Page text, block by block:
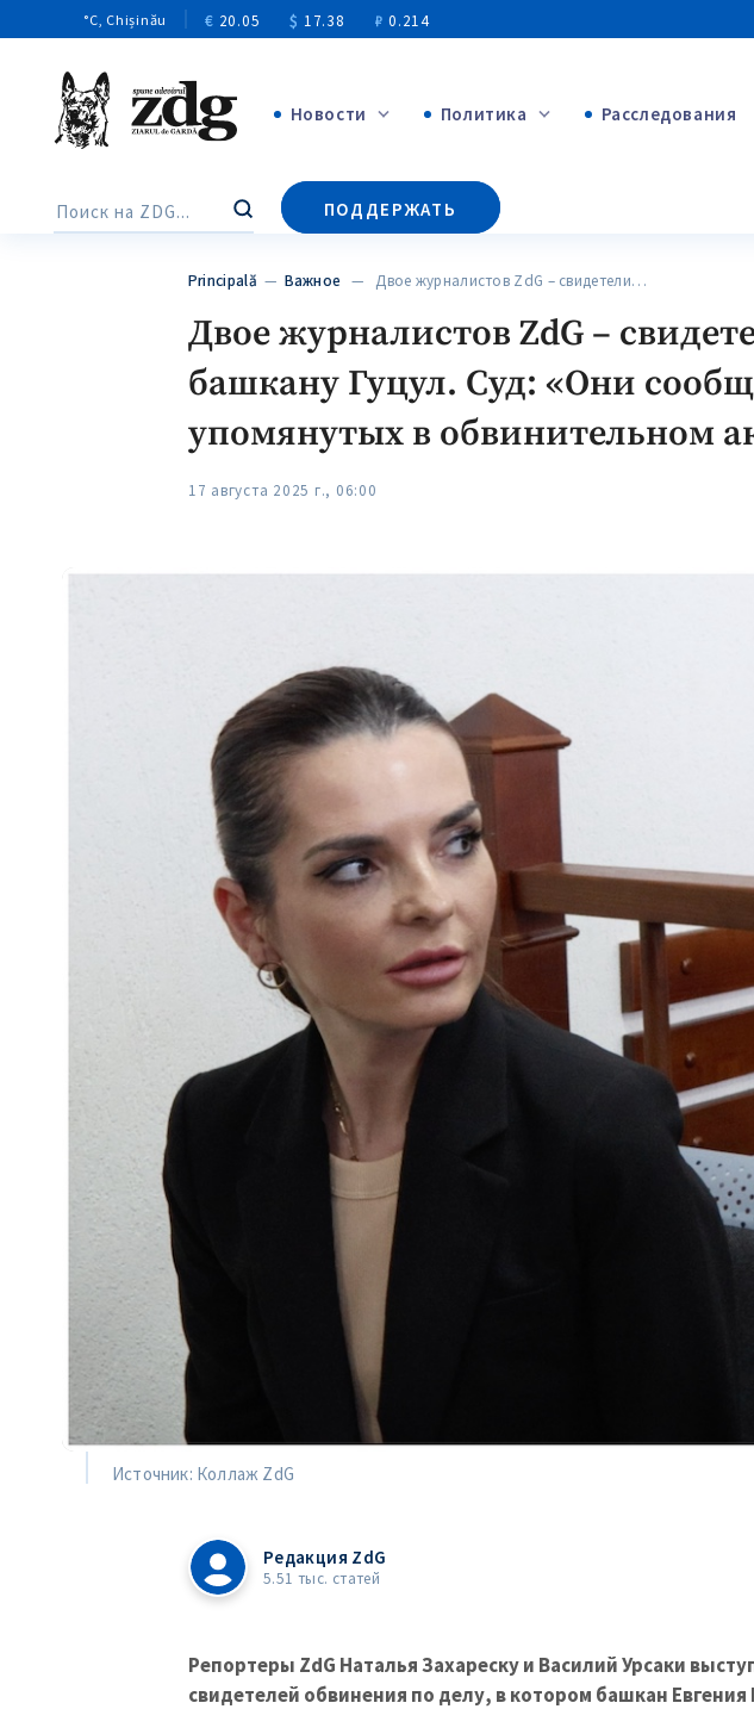
°C, Chișinău € 20.05 $ 17.38 ₽ 0.214
Новости
+144
Политика Расследования
Поиск ПОДДЕРЖАТЬ
Principală —Важное — Двое журналистов ZdG – свидетели…
Двое журналистов ZdG –
башкану Гуцул. Суд: «Они
упомянутых в обвинительном
17 августа 2025 г., 06:00
Источник: Коллаж ZdG
Редакция ZdG
5.51 тыс. статей
Репортеры ZdG Наталья Захареску и Василий Урсаки
свидетелей обвинения по делу, в котором башкан